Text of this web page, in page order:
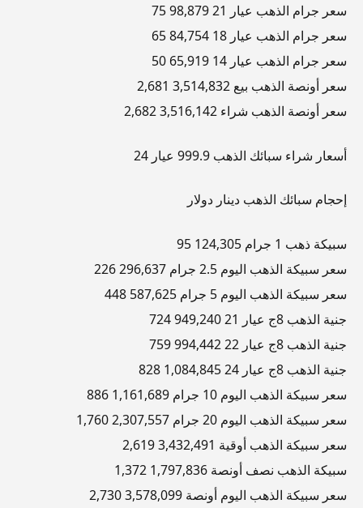
سعر جرام الذهب عيار 21 98,879 75
سعر جرام الذهب عيار 18 84,754 65
سعر جرام الذهب عيار 14 65,919 50
سعر أونصة الذهب بيع 3,514,832 2,681
سعر أونصة الذهب شراء 3,516,142 2,682
أسعار شراء سبائك الذهب 999.9 عيار 24
إحجام سبائك الذهب دينار دولار
سبيكة ذهب 1 جرام 124,305 95
سعر سبيكة الذهب اليوم 2.5 جرام 296,637 226
سعر سبيكة الذهب اليوم 5 جرام 587,625 448
جنية الذهب 8ج عيار 21 949,240 724
جنية الذهب 8ج عيار 22 994,442 759
جنية الذهب 8ج عيار 24 1,084,845 828
سعر سبيكة الذهب اليوم 10 جرام 1,161,689 886
سعر سبيكة الذهب اليوم 20 جرام 2,307,557 1,760
سعر سبيكة الذهب أوقية 3,432,491 2,619
سبيكة الذهب نصف أونصة 1,797,836 1,372
سعر سبيكة الذهب اليوم أونصة 3,578,099 2,730